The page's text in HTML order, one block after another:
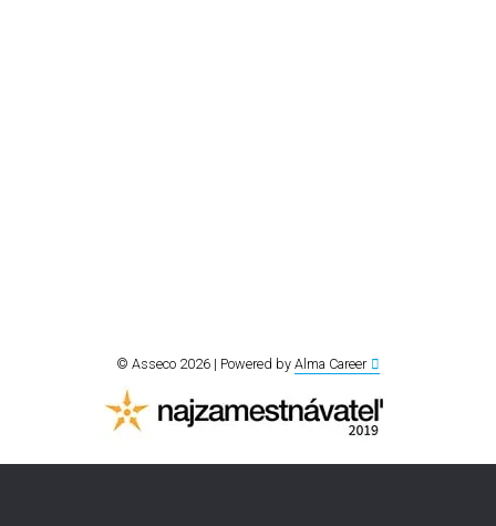
© Asseco 2026 | Powered by Alma Career